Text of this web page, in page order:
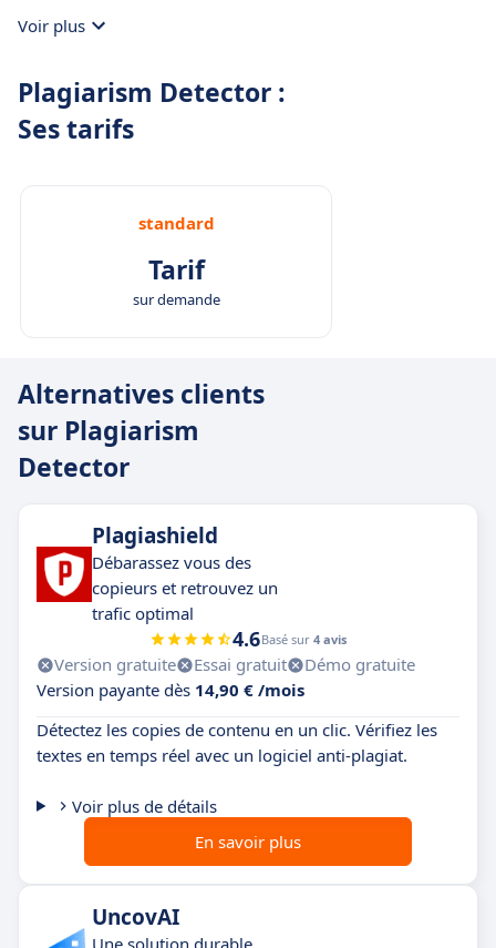
Voir plus
Plagiarism Detector :
Ses tarifs
standard
Tarif
sur demande
Alternatives clients
sur Plagiarism
Detector
Plagiashield
Débarassez vous des
copieurs et retrouvez un
trafic optimal
4.6Basé sur 4 avis
Version gratuite Essai gratuit
Démo gratuite
Version payante dès 14,90 € /mois
Détectez les copies de contenu en un clic. Vérifiez les
textes en temps réel avec un logiciel anti-plagiat.
Voir plus de détails
En savoir plus
UncovAI
Une solution durable